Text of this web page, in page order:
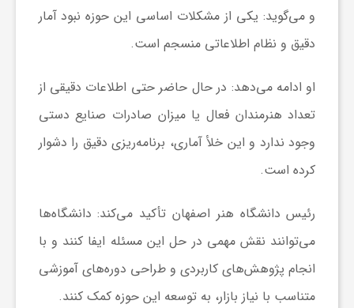
و می‌گوید: یکی از مشکلات اساسی این حوزه نبود آمار
دقیق و نظام اطلاعاتی منسجم است.
او ادامه می‌دهد: در حال حاضر حتی اطلاعات دقیقی از
تعداد هنرمندان فعال یا میزان صادرات صنایع دستی
وجود ندارد و این خلأ آماری، برنامه‌ریزی دقیق را دشوار
کرده است.
رئیس دانشگاه هنر اصفهان تأکید می‌کند: دانشگاه‌ها
می‌توانند نقش مهمی در حل این مسئله ایفا کنند و با
انجام پژوهش‌های کاربردی و طراحی دوره‌های آموزشی
متناسب با نیاز بازار، به توسعه این حوزه کمک کنند.